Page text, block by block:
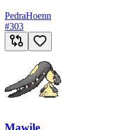
PedraHoenn
#303
Mawile